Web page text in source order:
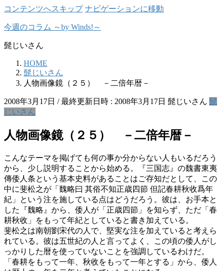
コンテンツへスキップ ナビゲーションに移動
今週のコラム ～by Winds!～
髭じいさん
HOME
髭じいさん
人物画像鏡（２５） －二倍年暦－
2008年3月17日 / 最終更新日時 : 2008年3月17日 髭じいさん 髭
じいさん
人物画像鏡（２５） －二倍年暦－
こんなテーマを掲げても何の事か分からない人もいるだろう
から、少し説明することから始める。『三国志』の魏書東夷
傳倭人条という基本史料があることはご存知だとして、この
中に斐松之が「魏略曰 其俗不知正歳四節 但記春耕秋收爲年
紀」という注を施している点はどうだろう。彼は、お手本と
した『魏略』から、倭人が「正歳四節」を知らず、ただ「春
耕秋收」をもって年紀としていると書き加えている。
斐松之は南朝劉宋代の人で、堅実な注を加えていると考えら
れている。彼は五世紀の人と言ってよく、この頃の倭人がし
っかりした暦を使っていないことを強調しているわけだ。
「春耕をもって一年、秋收をもって一年とする」から、倭人